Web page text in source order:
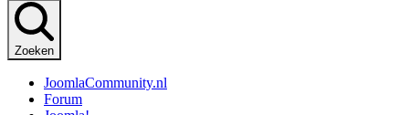
Zoeken
JoomlaCommunity.nl
Forum